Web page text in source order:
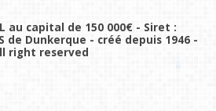
au capital de 150 000€ - Siret :
de Dunkerque - créé depuis 1946 -
right reserved